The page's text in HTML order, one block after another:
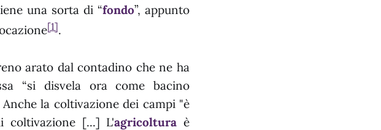
una sorta di “fondo”, appunto
[1].
arato dal contadino che ne ha
“si disvela ora come bacino
la coltivazione dei campi "è
coltivazione [...] L'agricoltura è